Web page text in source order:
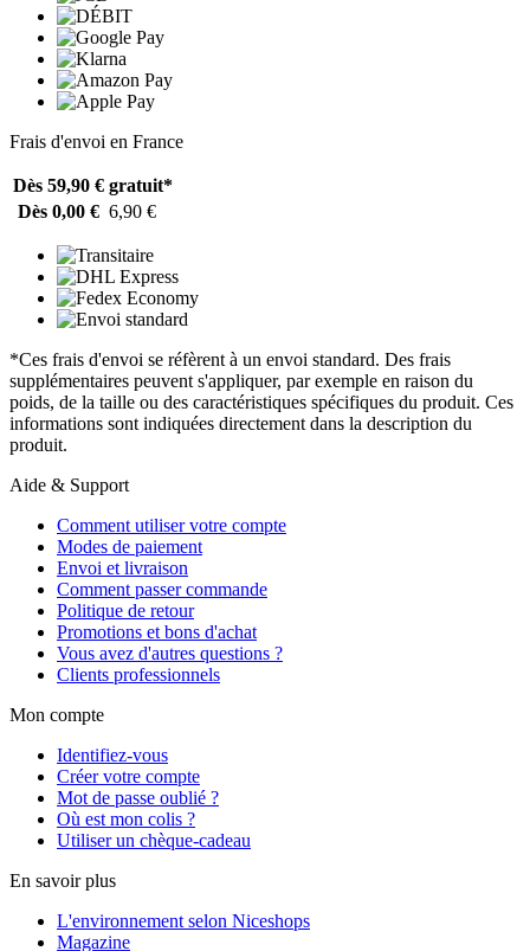
Frais d'envoi en France
Dès 59,90 € gratuit*
Dès 0,00 € 6,90 €
*Ces frais d'envoi se réfèrent à un envoi standard. Des frais
supplémentaires peuvent s'appliquer, par exemple en raison du
poids, de la taille ou des caractéristiques spécifiques du produit. Ces
informations sont indiquées directement dans la description du
produit.
Aide & Support
Comment utiliser votre compte
Modes de paiement
Envoi et livraison
Comment passer commande
Politique de retour
Promotions et bons d'achat
Vous avez d'autres questions ?
Clients professionnels
Mon compte
Identifiez-vous
Créer votre compte
Mot de passe oublié ?
Où est mon colis ?
Utiliser un chèque-cadeau
En savoir plus
L'environnement selon Niceshops
Magazine